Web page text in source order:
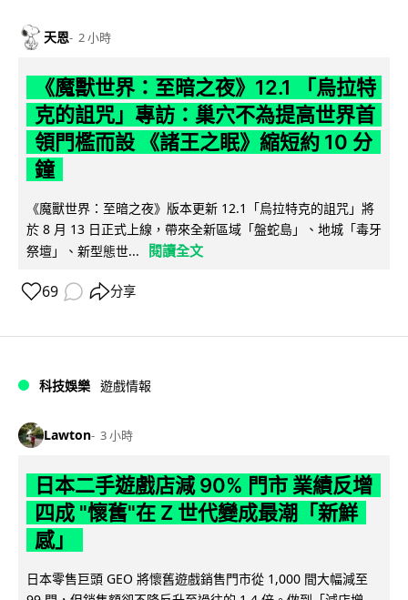
天恩 2 小時
《魔獸世界：至暗之夜》12.1 「烏拉特
克的詛咒」專訪：巢穴不為提高世界首
領門檻而設 《諸王之眠》縮短約 10 分
鐘
《魔獸世界：至暗之夜》版本更新 12.1「烏拉特克的詛咒」將
於 8 月 13 日正式上線，帶來全新區域「盤蛇島」、地城「毒牙
祭壇」、新型態世...
閱讀全文
69 分享
科技娛樂 遊戲情報
Lawton 3 小時
日本二手遊戲店減 90% 門市 業績反增
四成 "懷舊"在 Z 世代變成最潮「新鮮
感」
日本零售巨頭 GEO 將懷舊遊戲銷售門市從 1,000 間大幅減至